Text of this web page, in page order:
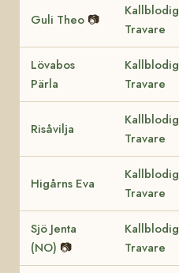
Guli Theo 📷
Kallblodig
Travare
Lövabos
Pärla
Kallblodig
Travare
Risåvilja
Kallblodig
Travare
Higårns Eva
Kallblodig
Travare
Sjö Jenta
(NO) 📷
Kallblodig
Travare